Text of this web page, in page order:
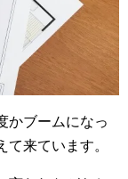
かブームになっ
来ています。